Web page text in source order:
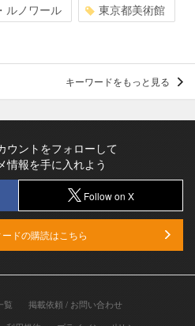
ルノワール 東京都美術館
キーワードをもっと見る
ウントをフォローして
情報を手に入れよう
Follow on X
ドの購読はこちら
覧
掲載依頼 / お問い合わせ